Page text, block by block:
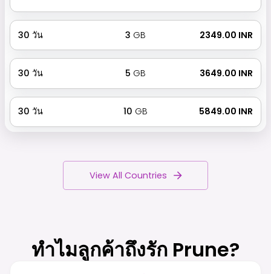
30 วัน 3 GB ₹ 2349.00 INR
30 วัน 5 GB ₹ 3649.00 INR
30 วัน 10 GB ₹ 5849.00 INR
View All Countries
ทำไมลูกค้าถึงรัก Prune?